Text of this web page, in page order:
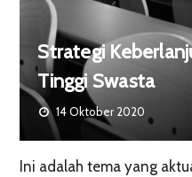
Strategi
Tinggi Swasta
14 Oktober 2020
Ini adalah tema yang